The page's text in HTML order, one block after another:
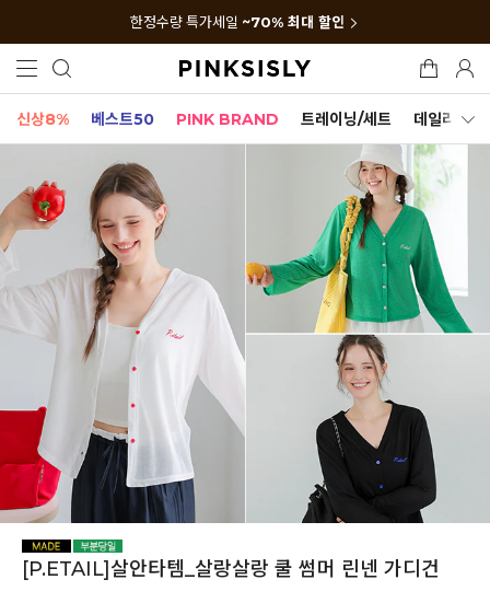
한정수량 특가세일 ~70% 최대 할인
신상8% 베스트50 PINK BRAND 트레이닝/세트 데일리세트
[P.ETAIL]살안타템_살랑살랑 쿨 썸머 린넨 가디건